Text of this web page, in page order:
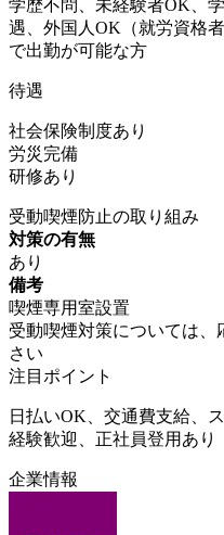
学歴不問、未経験者OK、
遇、外国人OK（就労資格
で出勤が可能な方
待遇
社会保険制度あり
労災完備
研修あり
受動喫煙防止の取り組み
対策の有無
あり
備考
喫煙専用室設置
受動喫煙対策については
さい
注目ポイント
日払いOK、交通費支給、
経験歓迎、正社員登用あり
企業情報